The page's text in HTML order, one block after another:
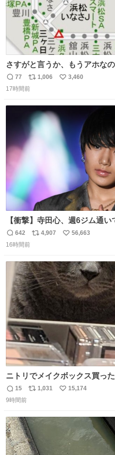
さすがと言うか、もうアホな
返
信
77
リ
ポ
ト
数
1,006
い
3,460
17時間前
【衝撃】寺田心、週6ジム通
のベンチプレス持ち上げる姿披
news.livedoor.com/article/detail… 元々自重のみ
のためおにぎり10個、ゼリー
千kcalオーバーの食事を摂取
返
信
642
リ
ト
数
4,907
い
数
56,663
16時間前
ニトリでメイクボックス買った
返
信
15
リ
ト
数
1,031
い
15,174
9時間前